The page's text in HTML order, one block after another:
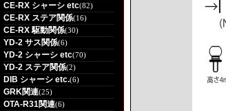
CE-RX シャーシ etc(82)
CE-RX ステア関係(16)
CE-RX 駆動関係(30)
YD-2 サス関係(6)
YD-2 シャーシ etc(70)
YD-2 ステア関係(2)
DIB シャーシ etc.(6)
GRK関連(25)
OTA-R31関連(6)